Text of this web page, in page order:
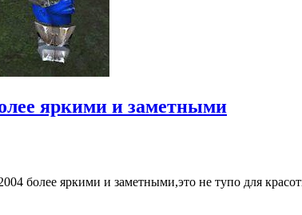
яркими и заметными
более яркими и заметными,это не тупо для